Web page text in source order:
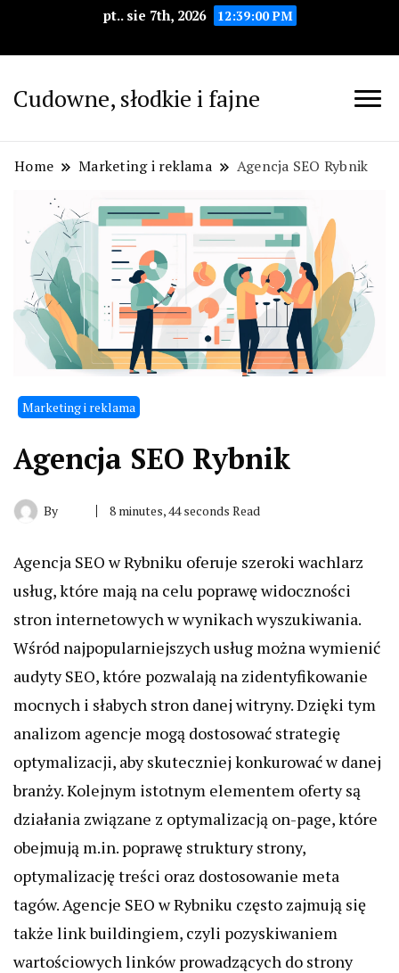
pt.. sie 7th, 2026 12:39:01 PM
Cudowne, słodkie i fajne
Home Marketing i reklama Agencja SEO Rybnik
Marketing i reklama
Agencja SEO Rybnik
By 8 minutes, 44 seconds Read
Agencja SEO w Rybniku oferuje szeroki wachlarz
usług, które mają na celu poprawę widoczności
stron internetowych w wynikach wyszukiwania.
Wśród najpopularniejszych usług można wymienić
audyty SEO, które pozwalają na zidentyfikowanie
mocnych i słabych stron danej witryny. Dzięki tym
analizom agencje mogą dostosować strategię
optymalizacji, aby skuteczniej konkurować w danej
branży. Kolejnym istotnym elementem oferty są
działania związane z optymalizacją on-page, które
obejmują m.in. poprawę struktury strony,
optymalizację treści oraz dostosowanie meta
tagów. Agencje SEO w Rybniku często zajmują się
także link buildingiem, czyli pozyskiwaniem
wartościowych linków prowadzących do strony